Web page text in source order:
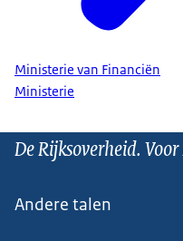
Ministerie van Financiën
Ministerie
De Rijksoverheid.
Andere talen